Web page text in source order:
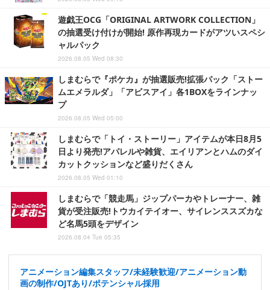
遊戯王OCG「ORIGINAL ARTWORK COLLECTION」
の抽選受け付けが開始! 原作再現カードがアツいスペシ
ャルパック
2026.08.05 Wed 08:30
しまむらで『ポケカ』が抽選販売!拡張パック「ストー
ムエメラルダ」「アビスアイ」各1BOXをラインナッ
プ
2026.08.05 Wed 05:00
しまむらで「トイ・ストーリー」アイテムが本日8月5
日より発売!アパレルや雑貨、エイリアンとハムのダイ
カットクッションなど盛りだくさん
2026.08.05 Wed 01:10
しまむらで「競走馬」ジップパーカやトレーナー、雑
貨が受注販売!トウカイテイオー、サイレンススズカな
ど名馬5頭をデザイン
2026.08.04 Tue 05:35
アニメーション編集スタッフ/未経験歓迎/アニメーション動
画の制作/OJTあり/ポテンシャル採用